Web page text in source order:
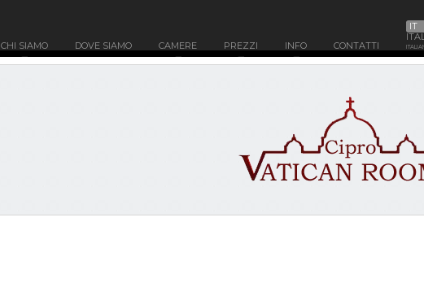
CHI SIAMO DOVE SIAMO CAMERE PREZZI INFO CONTATTI
IT